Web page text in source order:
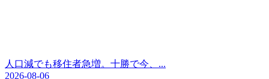
人口減でも移住者急増。十勝で今、...
2026-08-06